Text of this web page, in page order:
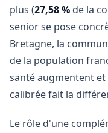
plus (27,58 % de la
senior se pose
Bretagne, la
de la population
santé augmentent
calibrée fait la
Le rôle d'une